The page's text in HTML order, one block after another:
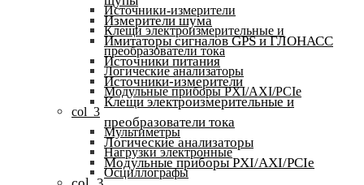
Источники-измерители
Клещи электроизмерительные и
преобразователи тока
Логические анализаторы
Модульные приборы PXI/AXI/PCIe
col_3
Мультиметры
Нагрузки электронные
Осциллографы
Измерители шума
Имитаторы сигналов GPS и ГЛОНАСС
Источники питания
Источники-измерители
Клещи электроизмерительные и
преобразователи тока
Логические анализаторы
Модульные приборы PXI/AXI/PCIe